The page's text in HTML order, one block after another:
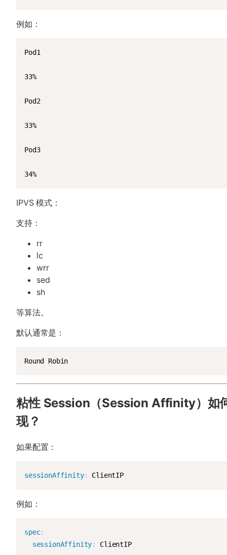
例如：
Pod1
33%
Pod2
33%
Pod3
34%
IPVS 模式：
支持：
rr
lc
wrr
sed
sh
等算法。
默认通常是：
Round Robin
粘性 Session（Session Affinity）如
现？
如果配置：
sessionAffinity: ClientIP
例如：
spec:
sessionAffinity: ClientIP